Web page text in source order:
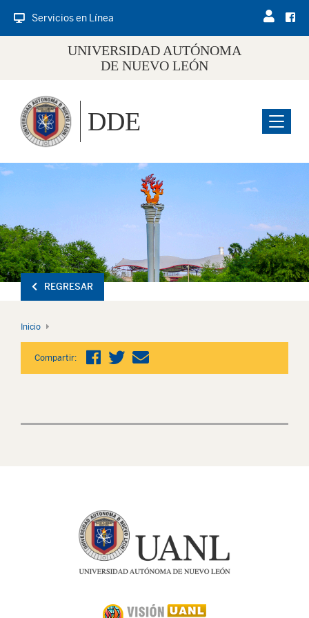
Servicios en Línea
UNIVERSIDAD AUTÓNOMA
DE NUEVO LEÓN
Menu
DDE
REGRESAR
Inicio
Compartir: